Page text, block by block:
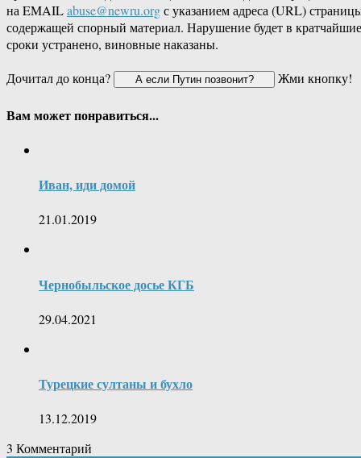
на EMAILabuse@newru.orgс указанием адреса (URL)
содержащей спорный материал. Нарушение будет в кратчайшие
сроки устранено, виновные наказаны.
Дочитал до конца?
Жми кнопку!
Вам может понравиться...
Иван, иди домой
21.01.2019
Чернобыльское досье КГБ
29.04.2021
Турецкие султаны и бухло
13.12.2019
3 Комментарий